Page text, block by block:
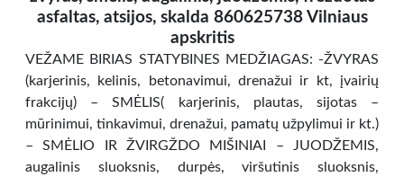
asfaltas, atsijos, skalda 860625738 Vilniaus
apskritis
VEŽAME BIRIAS STATYBINES MEDŽIAGAS: -ŽVYRAS
(karjerinis, kelinis, betonavimui, drenažui ir kt, įvairių
frakcijų) – SMĖLIS( karjerinis, plautas, sijotas –
mūrinimui, tinkavimui, drenažui, pamatų užpylimui ir kt.)
– SMĖLIO IR ŽVIRGŽDO MIŠINIAI – JUODŽEMIS,
augalinis sluoksnis, durpės, viršutinis sluoksnis,